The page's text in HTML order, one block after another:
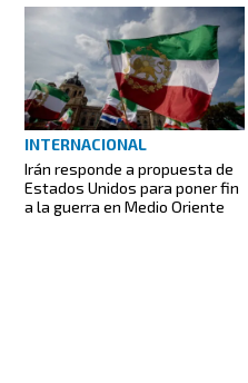
INTERNACIONAL
Irán responde a propuesta de
Estados Unidos para poner fin
a la guerra en Medio Oriente